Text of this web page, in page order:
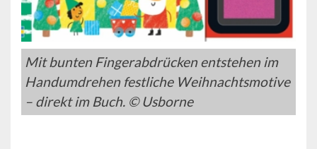
Mit bunten Fingerabdrücken entstehen im
Handumdrehen festliche Weihnachtsmotive
– direkt im Buch. © Usborne